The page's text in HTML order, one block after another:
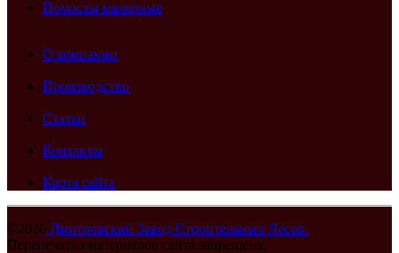
Помосты малярные
О компании
Производство
Статьи
Контакты
Карта сайта
©2026 Дмитровский Завод Строительных Лесов.
Перепечатка материалов сайта запрещена.